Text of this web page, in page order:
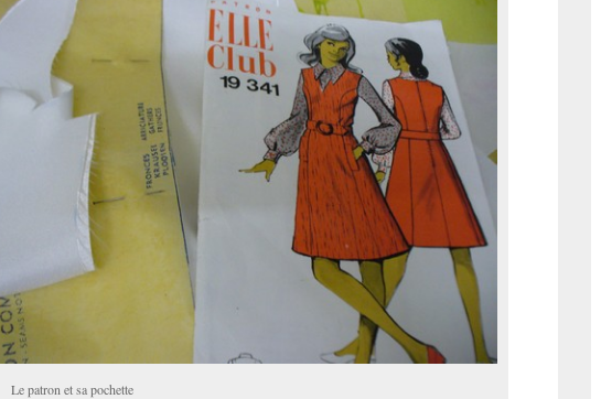
Le patron et sa pochette